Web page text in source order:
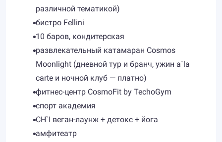
различной тематикой)
бистро Fellini
10 баров, кондитерская
развлекательный катамаран Cosmos
Moonlight (дневной тур и бранч, ужин a`la
carte и ночной клуб — платно)
фитнес-центр CosmoFit by TechoGym
спорт академия
CH`I веган-лаунж + детокс + йога
амфитеатр